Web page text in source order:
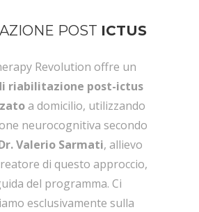
POST ICTUS
Revolution offre un
riabilitazione post-ictus
a domicilio, utilizzando
neurocognitiva secondo
Valerio Sarmati, allievo
di questo approccio,
del programma. Ci
esclusivamente sulla